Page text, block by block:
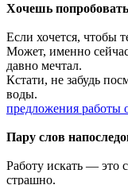
Хочешь
Если хочется, чтобы
Может, именно
давно мечтал.
Кстати, не забудь
воды.
предложения работы
Пару слов
Работу искать — это
страшно.